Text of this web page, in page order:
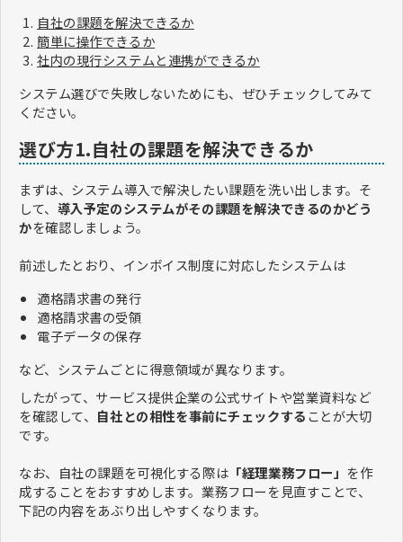
自社の課題を解決できるか
簡単に操作できるか
社内の現行システムと連携ができるか
システム選びで失敗しないためにも、ぜひチェックしてみて
ください。
選び方1.自社の課題を解決できるか
まずは、システム導入で解決したい課題を洗い出します。そ
して、 導入予定のシステムがその課題を解決できるのかどう
かを確認しましょう。
前述したとおり、インボイス制度に対応したシステムは
適格請求書の発行
適格請求書の受領
電子データの保存
など、システムごとに得意領域が異なります。
したがって、サービス提供企業の公式サイトや営業資料など
を確認して、 自社との相性を事前にチェックすることが大切
です。
なお、自社の課題を可視化する際は 「経理業務フロー」 を作
成することをおすすめします。業務フローを見直すことで、
下記の内容をあぶり出しやすくなります。